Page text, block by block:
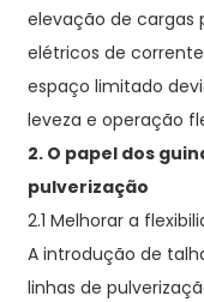
elevação de cargas
elétricos de
espaço limitado
leveza e operação
2. O papel dos
pulverização
2.1 Melhorar a
A introdução de
linhas de